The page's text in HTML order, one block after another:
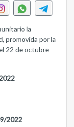
la
promovida por la
22 de octubre
2022